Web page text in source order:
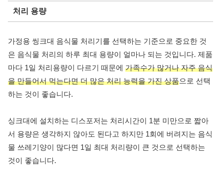
처리 용량
가정용 씽크대 음식물 처리기를 선택하는 기준으로 중요한 것
은 음식물 처리의 하루 최대 용량이 얼마나 되는 것입니다. 제품
마다 1일 처리용량이 다르기 때문에 가족수가 많거나 자주 음식
을 만들어서 먹는다면 더 많은 처리 능력을 가진 상품으로 선택
하는 것이 좋습니다.
싱크대에 설치하는 디스포저는 처리시간이 1분 미만으로 짧아
서 용량은 생각하지 않아도 된다고 하지만 1회에 버려지는 음식
물 쓰레기양이 많다면 1일 최대 처리량이 큰 것으로 선택하는
것이 좋습니다.